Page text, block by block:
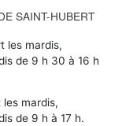
SAINT-HUBERT
les mardis,
de 9 h 30 à 16 h
mardis,
de 9 h à 17 h.